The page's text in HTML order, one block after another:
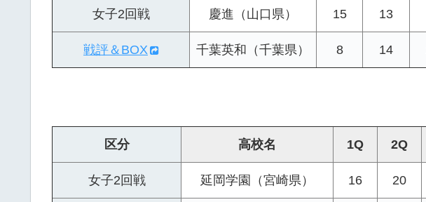
女子2回戦 慶進（山口県） 15 13
戦評＆BOX 千葉英和（千葉県） 8 14
区分 高校名 1Q 2Q
女子2回戦 延岡学園（宮崎県） 16 20